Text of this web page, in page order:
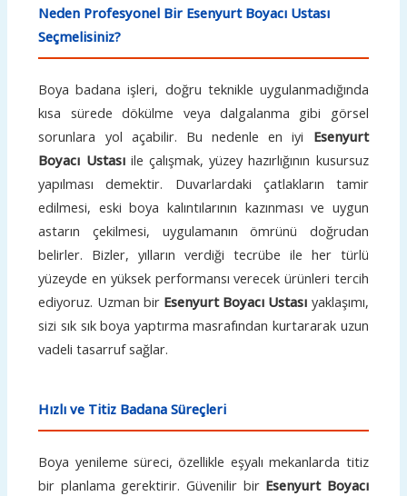
Neden Profesyonel Bir Esenyurt Boyacı Ustası
Seçmelisiniz?
Boya badana işleri, doğru teknikle uygulanmadığında
kısa sürede dökülme veya dalgalanma gibi görsel
sorunlara yol açabilir. Bu nedenle en iyi Esenyurt
Boyacı Ustasıile çalışmak, yüzey hazırlığının kusursuz
yapılması demektir. Duvarlardaki çatlakların tamir
edilmesi, eski boya kalıntılarının kazınması ve uygun
astarın çekilmesi, uygulamanın ömrünü doğrudan
belirler. Bizler, yılların verdiği tecrübe ile her türlü
yüzeyde en yüksek performansı verecek ürünleri tercih
ediyoruz. Uzman bir Esenyurt Boyacı Ustası yaklaşımı,
sizi sık sık boya yaptırma masrafından kurtararak uzun
vadeli tasarruf sağlar.
Hızlı ve Titiz Badana Süreçleri
Boya yenileme süreci, özellikle eşyalı mekanlarda titiz
bir planlama gerektirir. Güvenilir bir Esenyurt Boyacı